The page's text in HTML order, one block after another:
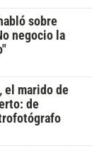
sobre
negocio la
el marido de
de